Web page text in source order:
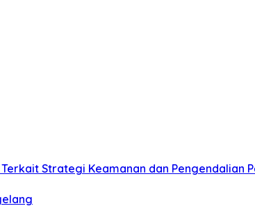
Strategi Keamanan dan Pengendalian